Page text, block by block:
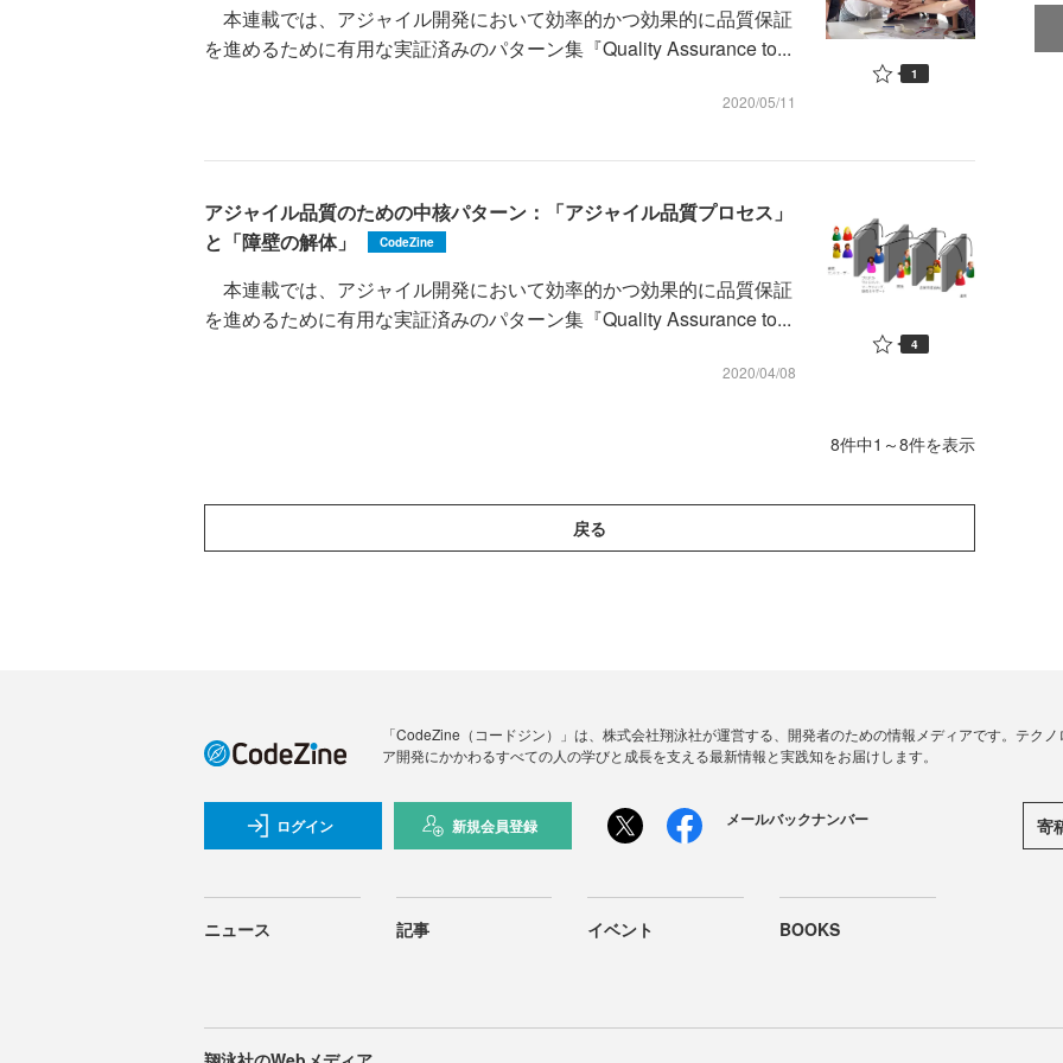
本連載では、アジャイル開発において効率的かつ効果的に品質保証
を進めるために有用な実証済みのパターン集『Quality Assurance to...
2020/05/11
1
アジャイル品質のための中核パターン：「アジャイル品質プロセス」
と「障壁の解体」
CodeZine
本連載では、アジャイル開発において効率的かつ効果的に品質保証
を進めるために有用な実証済みのパターン集『Quality Assurance to...
2020/04/08
4
8件中1～8件を表示
戻る
「CodeZine（コードジン）」は、株式会社翔泳社が運営する、開発者のための情報メディアです。テク
ア開発にかかわるすべての人の学びと成長を支える最新情報と実践知をお届けします。
ログイン 新規会員登録 メールバックナンバー 寄
ニュース 記事 イベント BOOKS